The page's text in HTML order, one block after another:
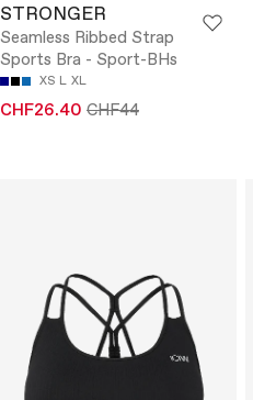
STRONGER
Seamless Ribbed Strap
Sports Bra - Sport-BHs
XS L XL
CHF26.40 CHF44